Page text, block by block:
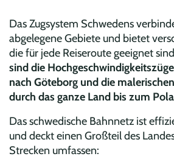
Das Zugsystem Schwedens
abgelegene Gebiete und bietet
die für jede Reiseroute geeignet
sind die
nach Göteborg und die
durch das ganze Land bis zum
Das schwedische Bahnnetz ist
und deckt einen Großteil des
Strecken umfassen: